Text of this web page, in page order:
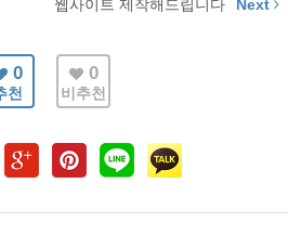
웹사이트 제작해드립니다 Next
0
천
0
비추천